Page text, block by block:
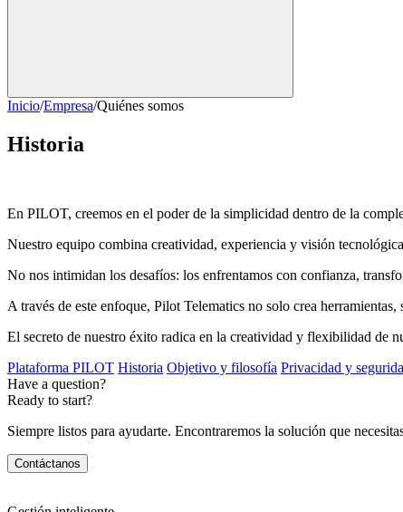
Inicio/Empresa/Quiénes somos
Historia
En PILOT, creemos en el poder de la simplicidad dentro de la
Nuestro equipo combina creatividad, experiencia y visión
No nos intimidan los desafíos: los enfrentamos con confianza,
A través de este enfoque, Pilot Telematics no solo crea
El secreto de nuestro éxito radica en la creatividad y flexibilidad de
Plataforma PILOT Historia Objetivo y filosofía Privacidad y
Have a question?
Ready to start?
Siempre listos para ayudarte. Encontraremos la solución que
Contáctanos